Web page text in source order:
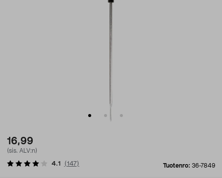
16,99
(sis. ALV:n)
Tuotenro: 36-7849
4.1 (147)